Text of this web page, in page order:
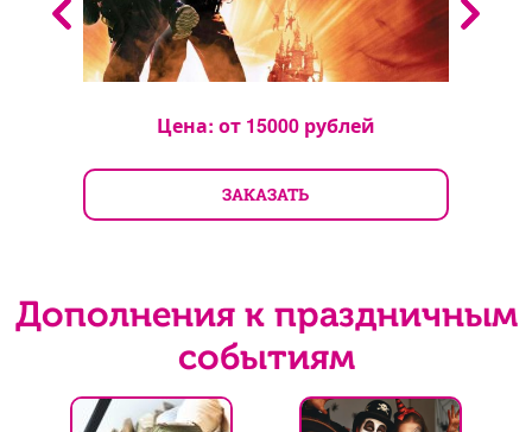
Цена: от 15000рублей
ЗАКАЗАТЬ
Дополнения к праздничным
событиям